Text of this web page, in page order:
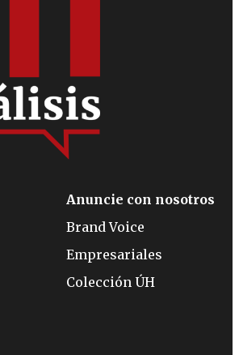
Anuncie con nosotros
Brand Voice
Empresariales
Colección ÚH